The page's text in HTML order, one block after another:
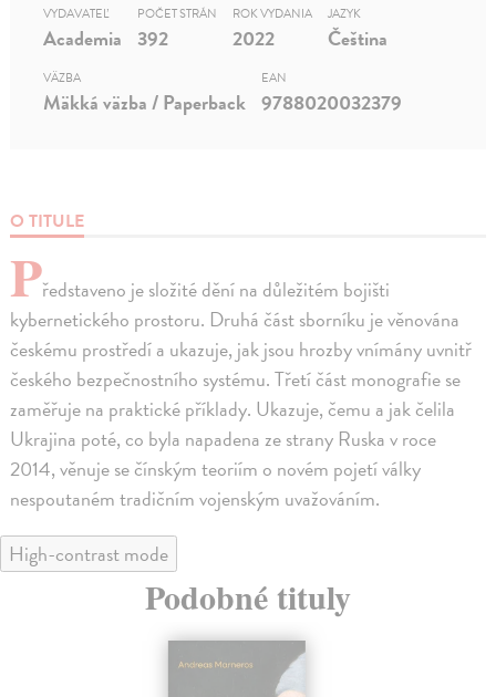
O TITULE
Představeno je složité dění na důležitém bojišti
kybernetického prostoru. Druhá část sborníku je věnována
českému prostředí a ukazuje, jak jsou hrozby vnímány uvnitř
českého bezpečnostního systému. Třetí část monografie se
zaměřuje na praktické příklady. Ukazuje, čemu a jak čelila
Ukrajina poté, co byla napadena ze strany Ruska v roce
2014, věnuje se čínským teoriím o novém pojetí války
nespoutaném tradičním vojenským uvažováním.
VYDAVATEĽ
Academia
POČET STRÁN
392
ROK VYDANIA
2022
JAZYK
Čeština
VÄZBA
Mäkká väzba / Paperback
EAN
9788020032379
High-contrast mode
Podobné tituly